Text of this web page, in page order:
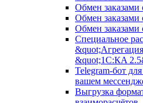
Обмен заказами
Обмен заказами
Обмен
Специальное
&quot;1С:КA
Telegram-бот
вашем
Выгрузка